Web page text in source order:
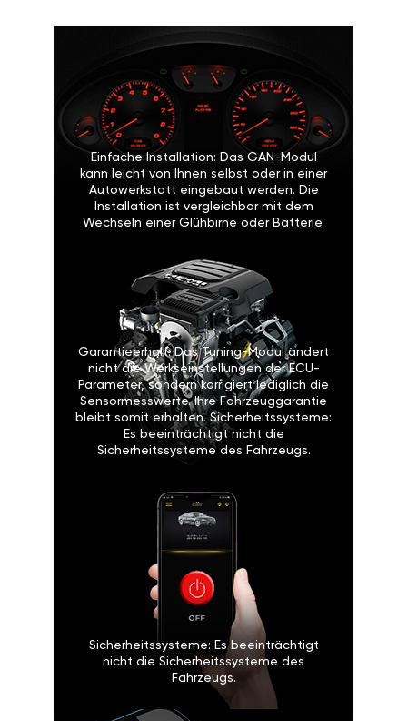
Einfache Installation: Das GAN-Modul
kann leicht von Ihnen selbst oder in einer
Autowerkstatt eingebaut werden. Die
Installation ist vergleichbar mit dem
Wechseln einer Glühbirne oder Batterie.
Garantieerhalt: Das Tuning-Modul ändert
nicht die Werkseinstellungen der ECU-
Parameter, sondern korrigiert lediglich die
Sensormesswerte. Ihre Fahrzeuggarantie
bleibt somit erhalten. Sicherheitssysteme:
Es beeinträchtigt nicht die
Sicherheitssysteme des Fahrzeugs.
Sicherheitssysteme: Es beeinträchtigt
nicht die Sicherheitssysteme des
Fahrzeugs.